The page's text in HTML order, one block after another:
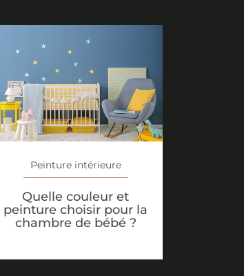
Peinture intérieure
Quelle couleur et
peinture choisir pour la
chambre de bébé ?